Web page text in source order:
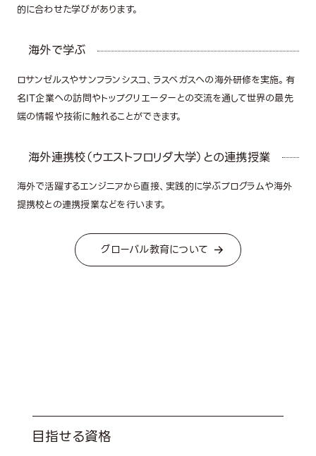
的に合わせた学びがあります。
海外で学ぶ
ロサンゼルスやサンフランシスコ、ラスベガスへの海外研修を実施。有
名IT企業への訪問やトップクリエーターとの交流を通して世界の最先
端の情報や技術に触れることができます。
海外連携校（ウエストフロリダ大学）との連携授業
海外で活躍するエンジニアから直接、実践的に学ぶプログラムや海外
提携校との連携授業などを行います。
グローバル教育について
目指せる資格